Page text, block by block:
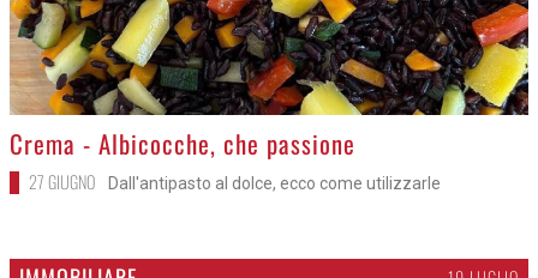
>
Crema - Albicocche, che passione
27 GIUGNO Dall'antipasto al dolce, ecco come utilizzarle